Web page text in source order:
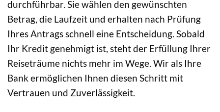
durchführbar. Sie wählen den gewünschten
Betrag, die Laufzeit und erhalten nach Prüfung
Ihres Antrags schnell eine Entscheidung. Sobald
Ihr Kredit genehmigt ist, steht der Erfüllung Ihrer
Reiseträume nichts mehr im Wege. Wir als Ihre
Bank ermöglichen Ihnen diesen Schritt mit
Vertrauen und Zuverlässigkeit.